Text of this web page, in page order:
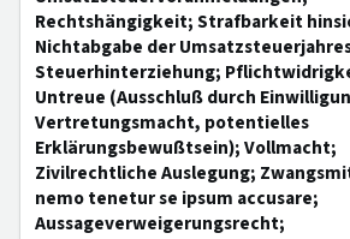
Rechtshängigkeit; Strafbarkeit
Nichtabgabe der
Steuerhinterziehung;
Untreue (Ausschluß durch
Vertretungsmacht, potentielles
Erklärungsbewußtsein); Vollmacht;
Zivilrechtliche Auslegung;
nemo tenetur se ipsum accusare;
Aussageverweigerungsrecht;